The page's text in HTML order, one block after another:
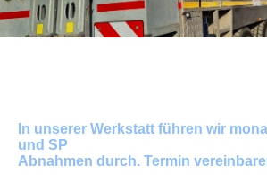
In unserer Werkstatt führen wir
und SP
Abnahmen durch. Termin